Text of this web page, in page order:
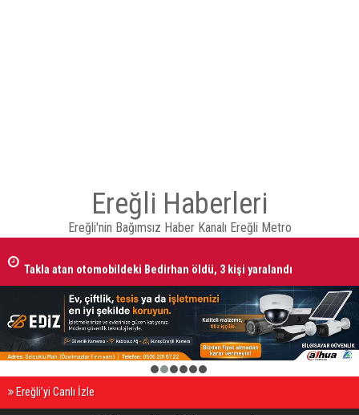
Ereğli Haberleri
Ereğli'nin Bağımsız Haber Kanalı Ereğli Metro
Takla atan otomobildeki Bedirhan öldü, 3 kişi yaralandı
2 3 4 5 6
Ereğli’yi Canlı İzle